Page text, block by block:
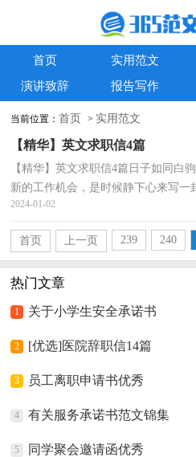
首页 实用范文
演讲致辞
报告写作
当前位置：首页 > 实用范文
【精华】英文求职信4篇
【精华】英文求职信4篇日子如同白
新的工作机会，是时候静下心来写一
写好求职信吗？下面是小编帮大家整
2024-01-02
首页 上一页 239 240
热门文章
1 关于小学生安全承诺书
2 [优选]医院辞职信14篇
3 员工离职申请书优秀
4 有关服务承诺书范文锦集
5 同学聚会邀请函优秀